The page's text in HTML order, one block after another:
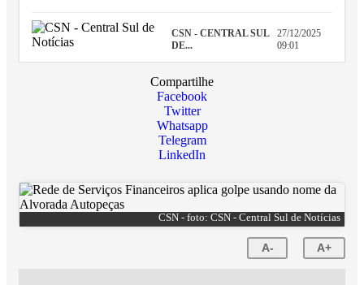
CSN - CENTRAL SUL
DE...
27/12/2025
09:01
Compartilhe
Facebook
Twitter
Whatsapp
Telegram
LinkedIn
CSN - foto: CSN - Central Sul de Notícias
A- A+